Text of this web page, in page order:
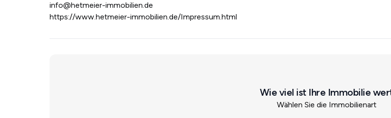
info@hetmeier-immobilien.de
https://www.hetmeier-immobilien.de/Impressum.html
Wie viel ist Ihre Immobilie
Wählen Sie die Immobilienart